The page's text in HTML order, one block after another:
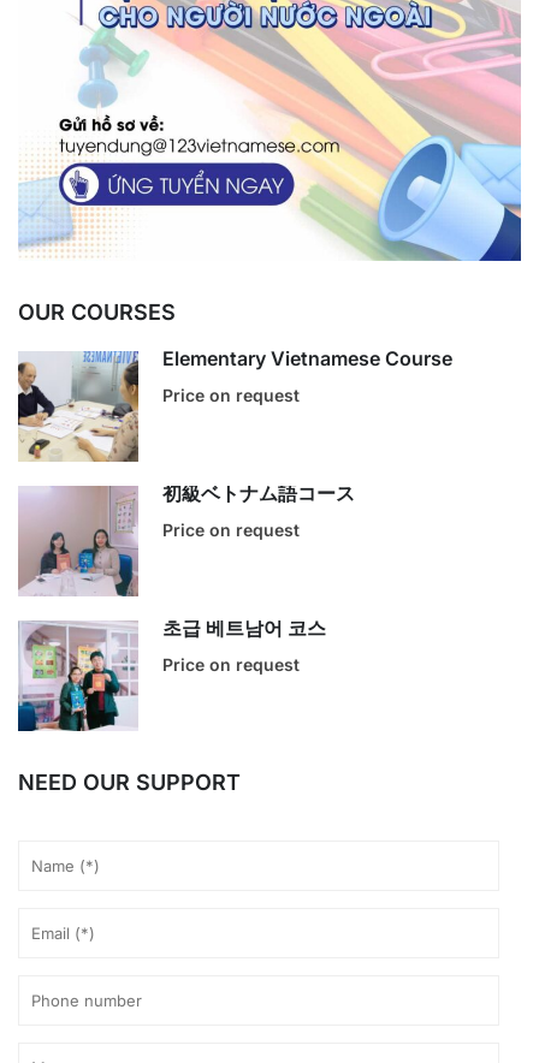
OUR COURSES
Elementary Vietnamese Course
Price on request
初級ベトナム語コース
Price on request
초급 베트남어 코스
Price on request
NEED OUR SUPPORT